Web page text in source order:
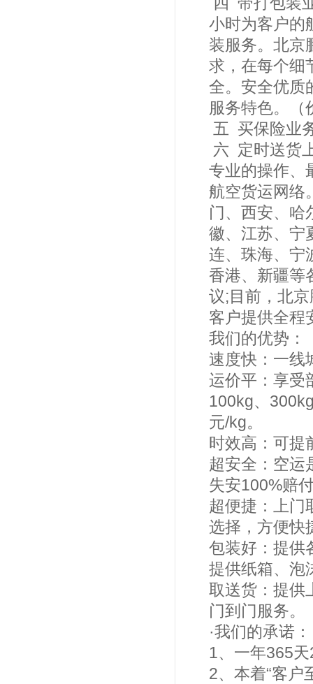
小时为客户的
装服务。北京
求，在每个细
全。安全优质
服务特色。
五 买保险业
六 定时送货
专业的操作、
航空货运网络
门、西安、哈
徽、江苏、宁
连、珠海、宁
香港、新疆等
议;目前，北
客户提供全
我们的优势：
速度快：一线
运价平：享受
100kg、
元/kg。
时效高：可提
超安全：空运
失安100%赔
超便捷：上门
选择，方便快
包装好：提供
提供纸箱、泡
取送货：提供
门到门服务。
·我们的承诺
1、一年365
2、本着“客户